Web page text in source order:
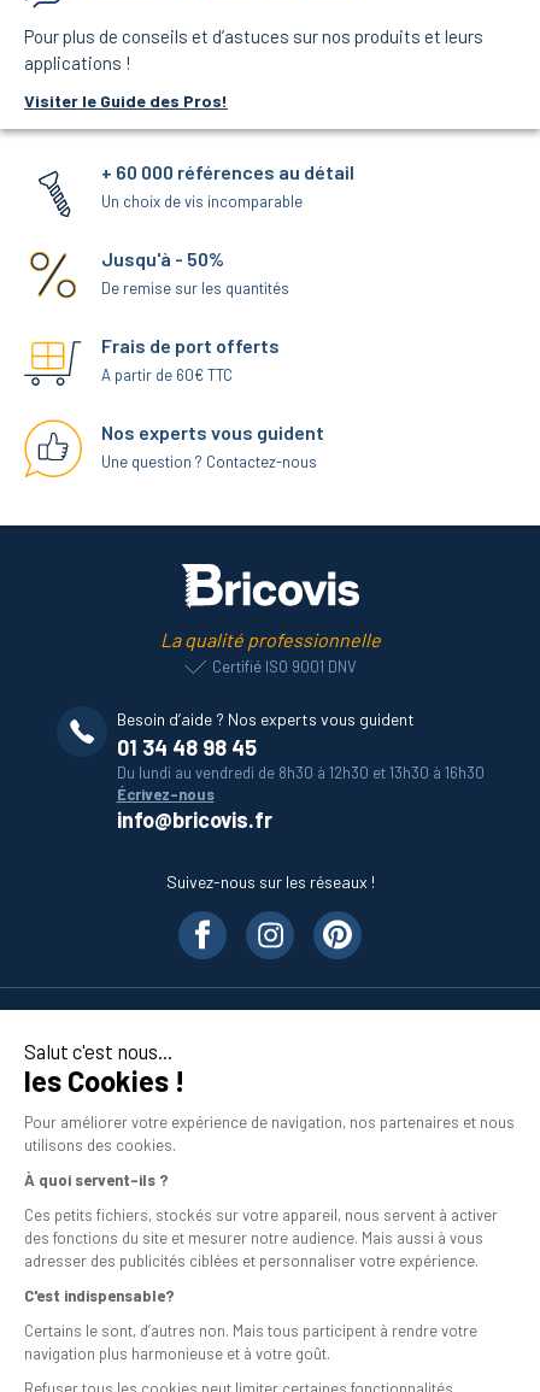
Salut c'est nous...
les Cookies !
Pour améliorer votre expérience de navigation, nos partenaires et nous
utilisons des cookies.
À quoi servent-ils ?
Ces petits fichiers, stockés sur votre appareil, nous servent à activer
des fonctions du site et mesurer notre audience. Mais aussi à vous
adresser des publicités ciblées et personnaliser votre expérience.
C'est indispensable?
Certains le sont, d’autres non. Mais tous participent à rendre votre
navigation plus harmonieuse et à votre goût.
Pour plus de conseils et d’astuces sur nos produits et leurs
applications !
Visiter le Guide des Pros!
+ 60 000 références au détail
Un choix de vis incomparable
Jusqu'à - 50%
De remise sur les quantités
Frais de port offerts
A partir de 60€ TTC
Nos experts vous guident
Une question ? Contactez-nous
La qualité professionnelle
Certifié ISO 9001 DNV
Besoin d’aide ? Nos experts vous guident
01 34 48 98 45
Du lundi au vendredi de 8h30 à 12h30 et 13h30 à 16h30
Écrivez-nous
info@bricovis.fr
Suivez-nous sur les réseaux !
En savoir plus
Mentions légales
Conditions générales de vente